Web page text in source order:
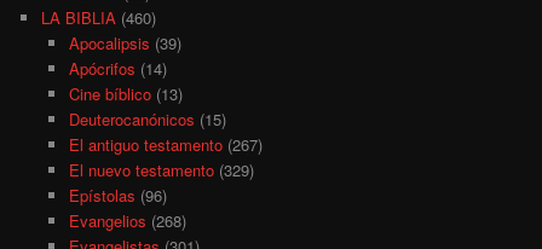
LA BIBLIA (460)
Apocalipsis (39)
Apócrifos (14)
Cine bíblico(13)
Deuterocanónicos (15)
El antiguo testamento(267)
El nuevo testamento(329)
Epístolas (96)
Evangelios (268)